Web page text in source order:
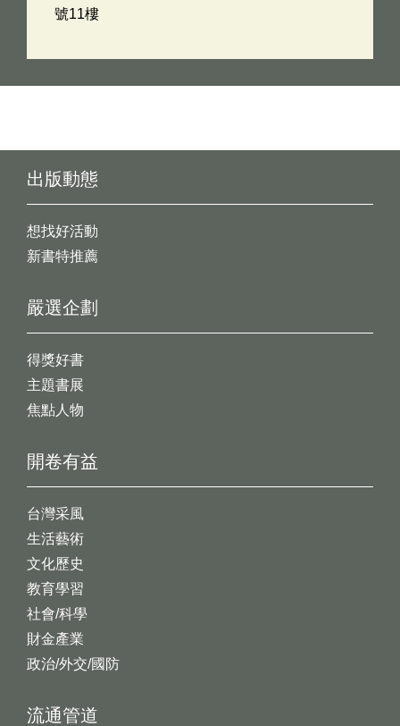
號11樓
出版動態
想找好活動
新書特推薦
開卷有益
台灣采風
生活藝術
文化歷史
教育學習
社會/科學
財金產業
政治/外交/國防
嚴選企劃
得獎好書
主題書展
焦點人物
流通管道